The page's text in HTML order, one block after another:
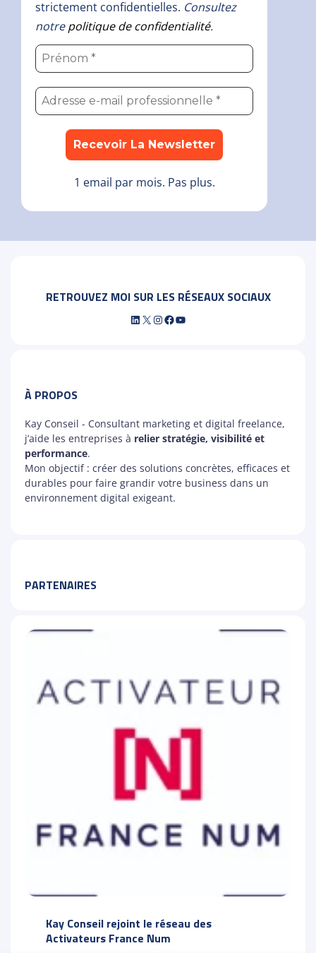
strictement confidentielles. Consultez
notrepolitique de confidentialité.
1 email par mois. Pas plus.
RETROUVEZ MOI SUR LES RÉSEAUX SOCIAUX
LinkedInInstagram
Facebook
À PROPOS
Kay Conseil - Consultant marketing et digital freelance,
j’aide les entreprises à relier stratégie, visibilité et
performance.
Mon objectif : créer des solutions concrètes, efficaces et
durables pour faire grandir votre business dans un
environnement digital exigeant.
PARTENAIRES
Kay Conseil rejoint le réseau des
Activateurs France Num